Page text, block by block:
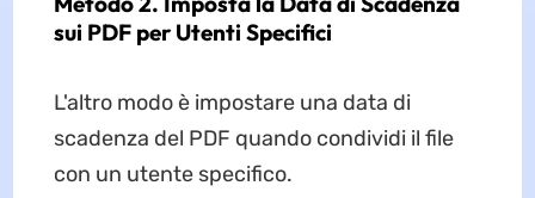
sui PDF per Utenti Specifici
L'altro modo è impostare una data di
scadenza del PDF quando condividi il file
con un utente specifico.